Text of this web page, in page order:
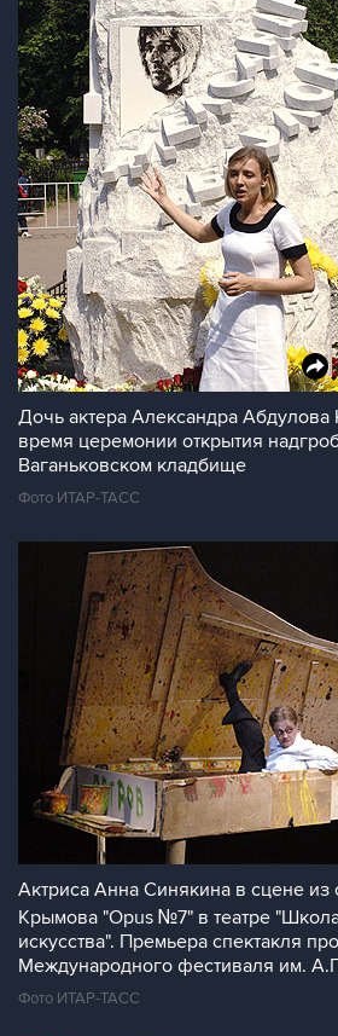
Дочь актера Александра
время церемонии открытия
Ваганьковском кладбище
Фото ИТАР-ТАСС
Актриса Анна Синякина в сцене из
Крымова "Opus №7" в театре
искусства". Премьера спектакля
Международного фестиваля им.
Фото ИТАР-ТАСС